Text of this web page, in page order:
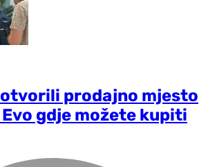
prodajno mjesto
gdje možete kupiti